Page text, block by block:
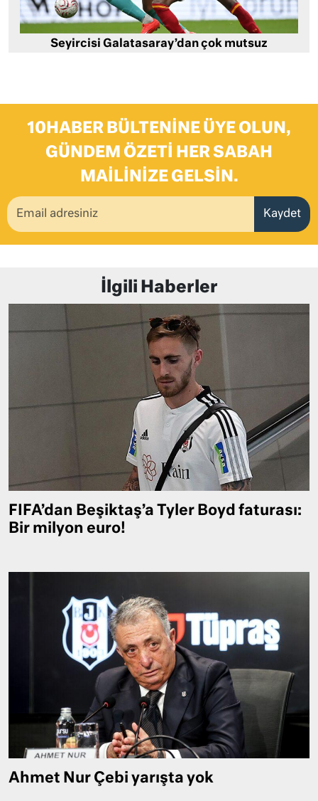
Seyircisi Galatasaray’dan çok mutsuz
10HABER BÜLTENINE ÜYE OLUN,
GÜNDEM ÖZETI HER SABAH
MAILINIZE GELSIN.
Kaydet
İlgili Haberler
FIFA’dan Beşiktaş’a Tyler Boyd faturası:
Bir milyon euro!
Ahmet Nur Çebi yarışta yok